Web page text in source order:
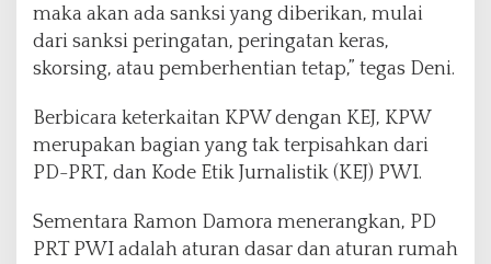
maka akan ada sanksi yang diberikan, mulai
dari sanksi peringatan, peringatan keras,
skorsing, atau pemberhentian tetap,” tegas Deni.
Berbicara keterkaitan KPW dengan KEJ, KPW
merupakan bagian yang tak terpisahkan dari
PD-PRT, dan Kode Etik Jurnalistik (KEJ) PWI.
Sementara Ramon Damora menerangkan, PD
PRT PWI adalah aturan dasar dan aturan rumah